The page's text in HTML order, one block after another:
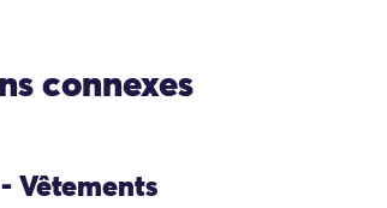
connexes
Vêtements